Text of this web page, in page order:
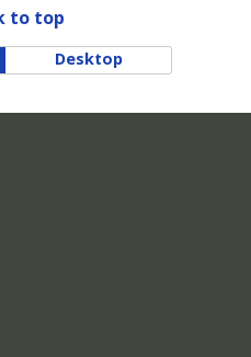
to top
Desktop